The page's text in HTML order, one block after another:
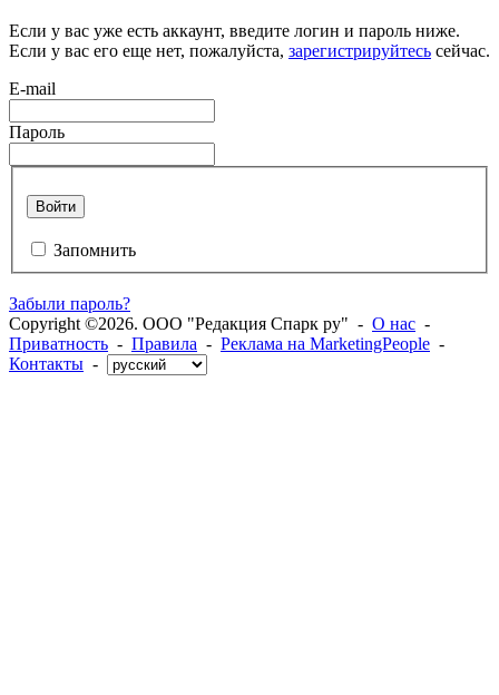
Если у вас уже есть аккаунт, введите логин и пароль ниже.
Если у вас его еще нет, пожалуйста, зарегистрируйтесь сейчас.
E-mail
Пароль
Войти
Запомнить
Забыли пароль?
Copyright ©2026. ООО "Редакция Спарк ру" - О нас -
Приватность - Правила - Реклама на MarketingPeople -
Контакты -